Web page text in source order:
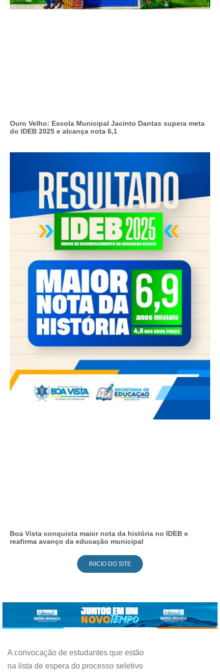
Ouro Velho: Escola Municipal Jacinto Dantas supera meta
do IDEB 2025 e alcança nota 6,1
Boa Vista conquista maior nota da história no IDEB e
reafirma avanço da educação municipal
INICIO DO SITE
A convocação de estudantes que estão
na lista de espera do processo seletivo